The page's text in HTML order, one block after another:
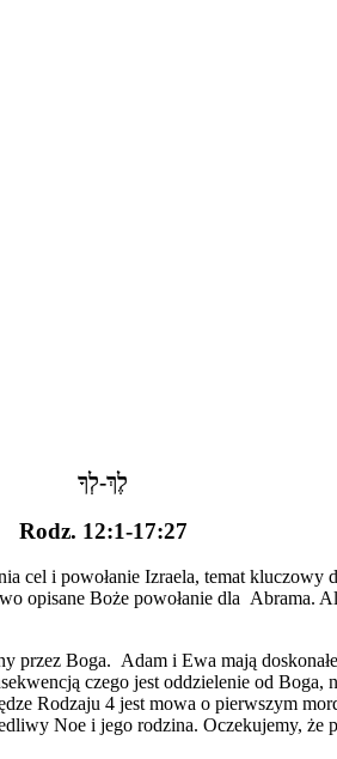
לֶךְ-לְךָ
Rodz. 12:1-17:27
i powołanie Izraela, temat kluczowy
Boże powołanie dla Abrama.
przez Boga. Adam i Ewa mają
czego jest oddzielenie od
Rodzaju 4 jest mowa o pierwszym
Noe i jego rodzina. Oczekujemy,